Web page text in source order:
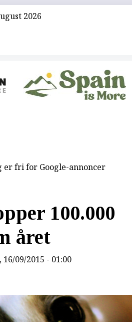
2026
er fri for Google-annoncer
100.000
året
16/09/2015 - 01:00